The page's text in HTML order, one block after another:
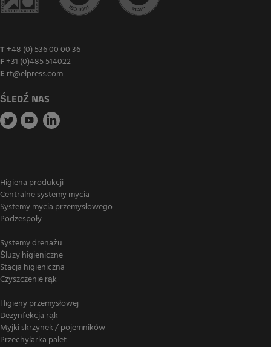
T +48 (0) 536 00 00 36
F+31 (0)485 514022
E rt@elpress.com
ŚLEDŹ NAS
Higiena produkcji
Centralne systemy mycia
Systemy mycia przemysłowego
Podzespoły
Systemy drenażu
Śluzy higieniczne
Stacja higieniczna
Czyszczenie rąk
Higieny przemysłowej
Dezynfekcja rąk
Myjki skrzynek / pojemników
Przechylarka palet